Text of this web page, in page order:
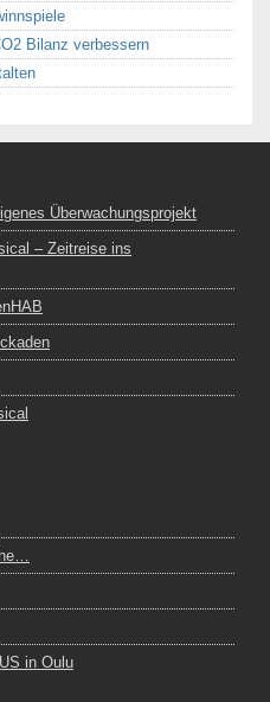
Bilanz verbessern
Überwachungsprojekt
– Zeitreise ins
in Oulu